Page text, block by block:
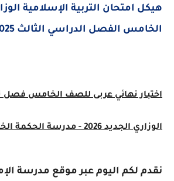
امتحان التربية الإسلامية الوزارى
الفصل الدراسي الثالث 2025-2026
نهائي عربى للصف الخامس فصل ثالث
2026 - مدرسة الحكمة الخاصة
لكم اليوم عبر موقع مدرسة الإمارات